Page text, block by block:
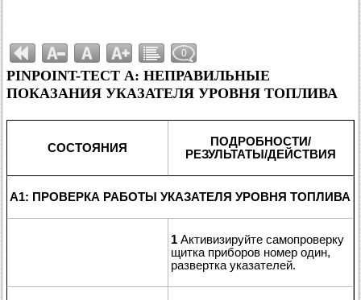
0
PINPOINT-ТЕСТ A: НЕПРАВИЛЬНЫЕ
ПОКАЗАНИЯ УКАЗАТЕЛЯ УРОВНЯ ТОПЛИВА
СОСТОЯНИЯ
ПОДРОБНОСТИ/
РЕЗУЛЬТАТЫ/ДЕЙСТВИЯ
A1: ПРОВЕРКА РАБОТЫ УКАЗАТЕЛЯ УРОВНЯ ТОПЛИВА
1 Активизируйте самопроверку
щитка приборов номер один,
развертка указателей.